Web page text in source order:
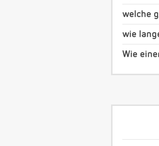
welche
wie
Wie